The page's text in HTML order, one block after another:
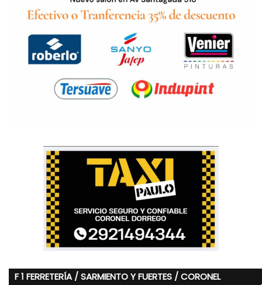
F 1 FERRETERÍA / SARMIENTO Y FUERTES / CORONEL